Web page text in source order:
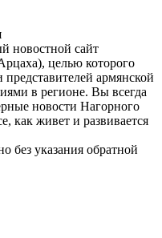
новостной сайт
целью которого
армянской
в регионе. Вы всегда
новости Нагорного
как живет и развивается
без указания обратной